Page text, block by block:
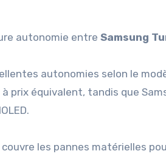
autonomie entre Samsung
autonomies selon le
prix équivalent, tandis que
les pannes matérielles